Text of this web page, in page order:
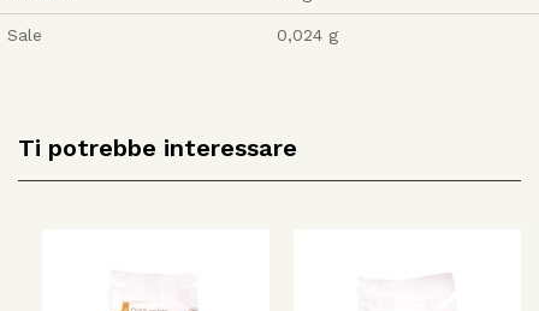
Sale 0,024 g
Ti potrebbe interessare